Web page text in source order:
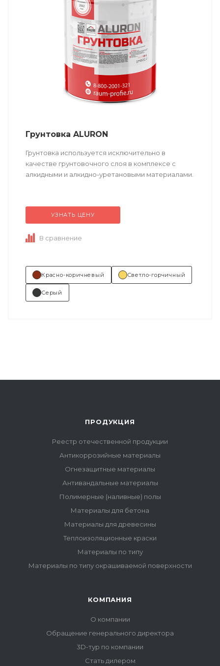
Грунтовка ALURON
Грунтовка используется исключительно в
качестве грунтовочного слоя в комплексе с
алкидными и алкидно-уретановыми материалами.
Техническое описаниепо ссылке
уретановая).
УЗНАТЬ ЦЕНУ
В сравнение
Красно-коричневый Светло-горчичный
Серый
ПРОДУКЦИЯ
Реестр отечественной продукции
Антикоррозийные материалы
Огнезащитные материалы
Антивандальные материалы
Полимерные (наливные) полы
Материалы для бетона
Материалы для древесины
Теплоизоляционные краски
Материалы по типу
Материалы по типу окрашиваемой поверхности
КОМПАНИЯ
О компании
Обращение генерального директора
3D-тур по компании
Стать дилером